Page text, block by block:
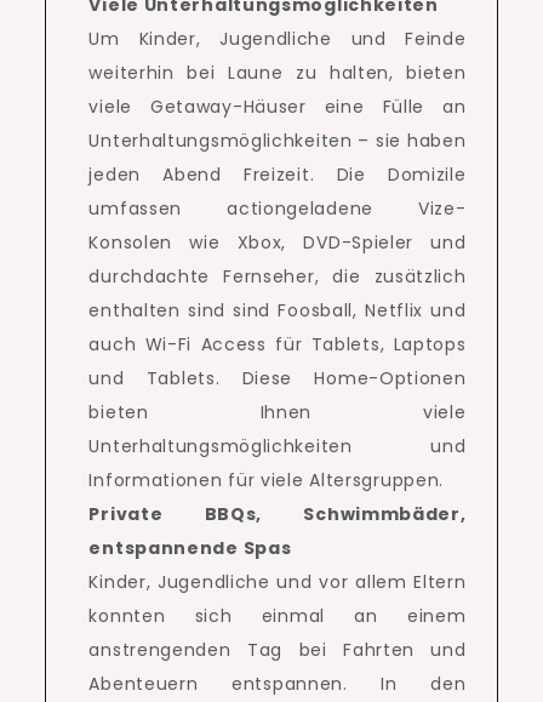
Um Kinder, Jugendliche und Feinde
weiterhin bei Laune zu halten, bieten
viele Getaway-Häuser eine Fülle an
Unterhaltungsmöglichkeiten – sie haben
jeden Abend Freizeit. Die Domizile
umfassen actiongeladene Vize-
Konsolen wie Xbox, DVD-Spieler und
durchdachte Fernseher, die zusätzlich
enthalten sind sind Foosball, Netflix und
auch Wi-Fi Access für Tablets, Laptops
und Tablets. Diese Home-Optionen
bieten Ihnen viele
Unterhaltungsmöglichkeiten und
Informationen für viele Altersgruppen.
Private BBQs, Schwimmbäder,
entspannende Spas
Kinder, Jugendliche und vor allem Eltern
konnten sich einmal an einem
anstrengenden Tag bei Fahrten und
Abenteuern entspannen.In den